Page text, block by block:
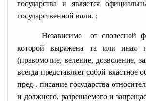
государства и является
государственной воли. ;
Независимо от словесной
которой выражена та или иная
(правомочие, веление, дозволение,
всегда представляет собой властное
пред-. писание государства
и должного, разрешаемого и